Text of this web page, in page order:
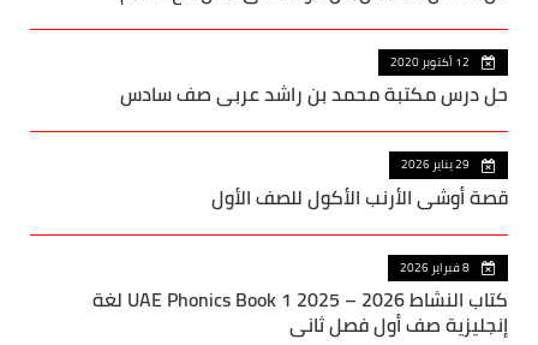
12 أكتوبر 2020
حل درس مكتبة محمد بن راشد عربي صف سادس
29 يناير 2026
قصة أوشي الأرنب الأكول للصف الأول
8 فبراير 2026
كتاب النشاط UAE Phonics Book 1 2025 – 2026 لغة
إنجليزية صف أول فصل ثاني